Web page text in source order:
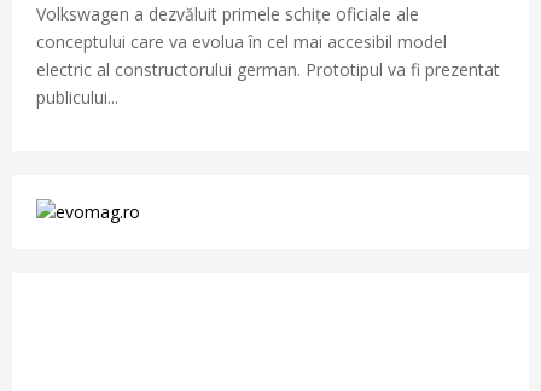
Volkswagen a dezvăluit primele schițe oficiale ale
conceptului care va evolua în cel mai accesibil model
electric al constructorului german. Prototipul va fi prezentat
publicului...